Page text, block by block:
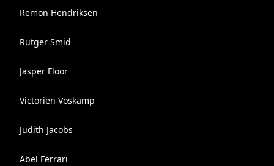
Remon Hendriksen
Rutger Smid
Jasper Floor
Victorien Voskamp
Judith Jacobs
Abel Ferrari